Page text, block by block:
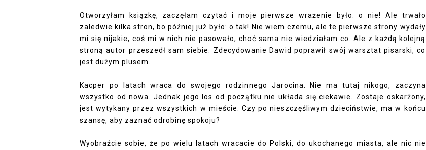
Otworzyłam książkę, zaczęłam czytać i moje pierwsze wrażenie było: o nie! Ale trwało
zaledwie kilka stron, bo później już było: o tak! Nie wiem czemu, ale te pierwsze strony wydały
mi się nijakie, coś mi w nich nie pasowało, choć sama nie wiedziałam co. Ale z każdą kolejną
stroną autor przeszedł sam siebie. Zdecydowanie Dawid poprawił swój warsztat pisarski, co
jest dużym plusem.
Kacper po latach wraca do swojego rodzinnego Jarocina. Nie ma tutaj nikogo, zaczyna
wszystko od nowa. Jednak jego los od początku nie układa się ciekawie. Zostaje oskarżony,
jest wytykany przez wszystkich w mieście. Czy po nieszczęśliwym dzieciństwie, ma w końcu
szansę, aby zaznać odrobinę spokoju?
Wyobraźcie sobie, że po wielu latach wracacie do Polski, do ukochanego miasta, ale nic nie